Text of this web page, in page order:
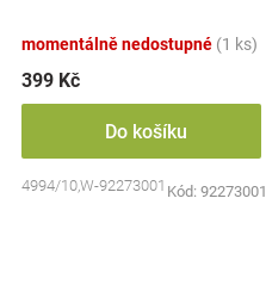
momentálně nedostupné (1 ks)
399 Kč
Do košíku
4994/10,W-92273001 Kód: 92273001